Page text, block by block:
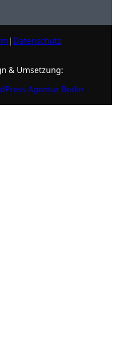
| Datenschutz
& Umsetzung:
Agentur Berlin